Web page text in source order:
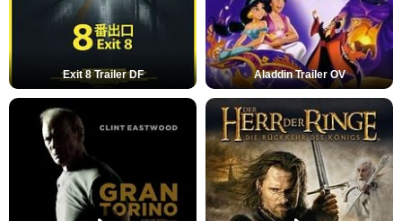
Exit 8 Trailer DF Aladdin Trailer OV